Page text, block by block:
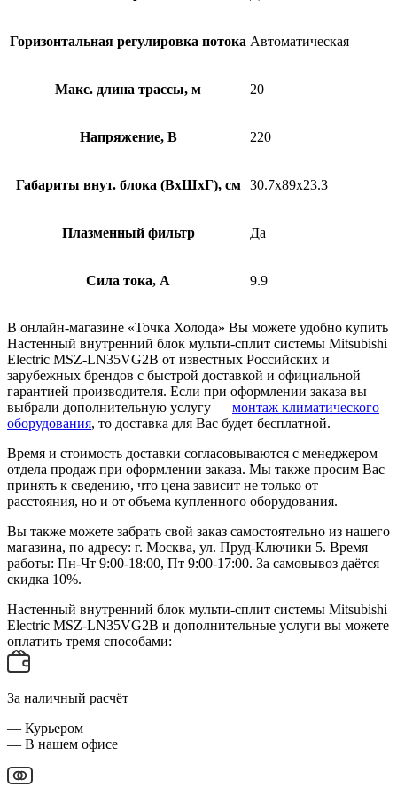
Горизонтальная регулировка потока Автоматическая
Макс. длина трассы, м 20
Напряжение, В 220
Габариты внут. блока (ВхШхГ), см 30.7х89х23.3
Плазменный фильтр Да
Сила тока, А 9.9
В онлайн-магазине «Точка Холода» Вы можете удобно купить
Настенный внутренний блок мульти-сплит системы Mitsubishi
Electric MSZ-LN35VG2B от известных Российских и
зарубежных брендов с быстрой доставкой и официальной
гарантией производителя. Если при оформлении заказа вы
выбрали дополнительную услугу — монтаж климатического
оборудования, то доставка для Вас будет бесплатной.
Время и стоимость доставки согласовываются с менеджером
отдела продаж при оформлении заказа. Мы также просим Вас
принять к сведению, что цена зависит не только от
расстояния, но и от объема купленного оборудования.
Вы также можете забрать свой заказ самостоятельно из нашего
магазина, по адресу: г. Москва, ул. Пруд-Ключики 5. Время
работы: Пн-Чт 9:00-18:00, Пт 9:00-17:00. За самовывоз даётся
скидка 10%.
Настенный внутренний блок мульти-сплит системы Mitsubishi
Electric MSZ-LN35VG2B и дополнительные услуги вы можете
оплатить тремя способами:
За наличный расчёт
— Курьером
— В нашем офисе